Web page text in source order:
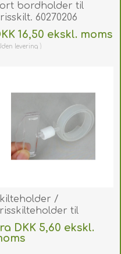
bordholder til
60270206
16,50 ekskl. moms
levering
/
til
rør 50 mm.
DKK 5,60 ekskl.